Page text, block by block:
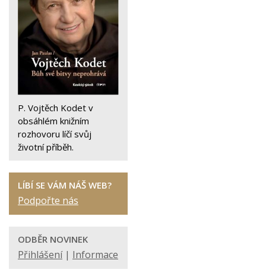
P. Vojtěch Kodet v
obsáhlém knižním
rozhovoru líčí svůj
životní příběh.
LÍBÍ SE VÁM NÁŠ WEB?
Podpořte nás
ODBĚR NOVINEK
Přihlášení| Informace